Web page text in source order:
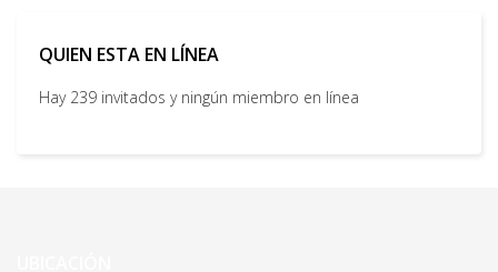
QUIEN ESTA EN LÍNEA
Hay 239 invitados y ningún miembro en línea